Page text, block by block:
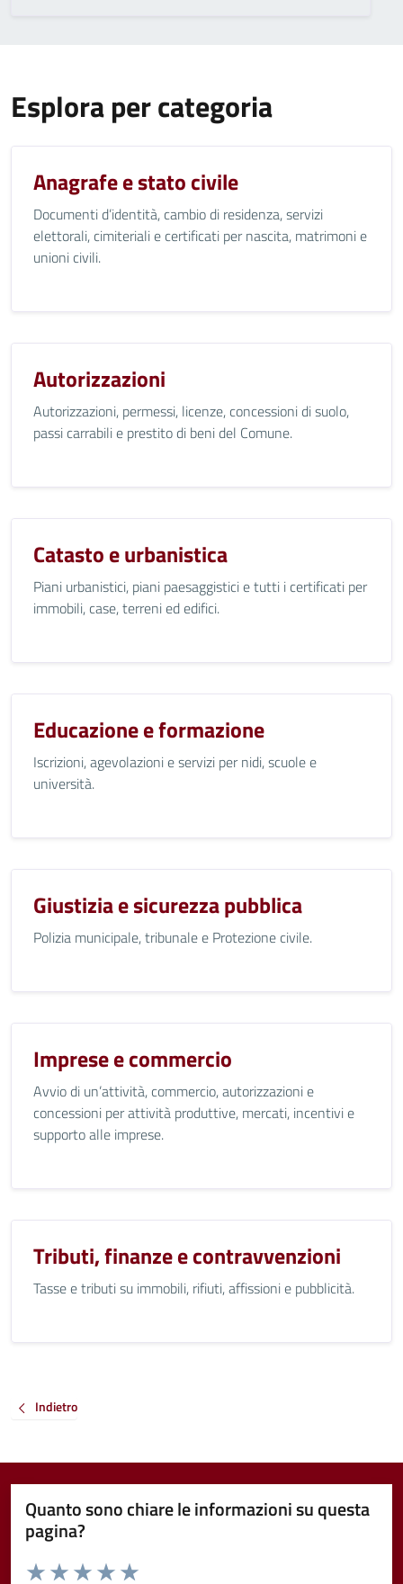
Esplora per categoria
Anagrafe e stato civile
Documenti d’identità, cambio di residenza, servizi
elettorali, cimiteriali e certificati per nascita, matrimoni e
unioni civili.
Autorizzazioni
Autorizzazioni, permessi, licenze, concessioni di suolo,
passi carrabili e prestito di beni del Comune.
Catasto e urbanistica
Piani urbanistici, piani paesaggistici e tutti i certificati per
immobili, case, terreni ed edifici.
Educazione e formazione
Iscrizioni, agevolazioni e servizi per nidi, scuole e
università.
Giustizia e sicurezza pubblica
Polizia municipale, tribunale e Protezione civile.
Imprese e commercio
Avvio di un’attività, commercio, autorizzazioni e
concessioni per attività produttive, mercati, incentivi e
supporto alle imprese.
Tributi, finanze e contravvenzioni
Tasse e tributi su immobili, rifiuti, affissioni e pubblicità.
Indietro
Quanto sono chiare le informazioni su questa
pagina?
Valuta da 1 a 5 stelle la pagina